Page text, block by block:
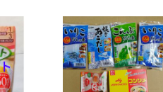
の商品を発送させて頂きます。
キャンセル・返金対象外になりますの
入を御願い致します‼️
❌理不尽な評価をされる方はご遠慮下さ